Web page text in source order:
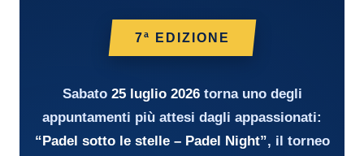
7ª EDIZIONE
Sabato 25 luglio 2026torna uno degli
appuntamenti più attesi dagli appassionati:
“Padel sotto le stelle – Padel Night”, il torneo